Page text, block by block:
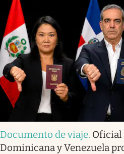
Documento de viaje. Oficial
Dominicana y Venezuela